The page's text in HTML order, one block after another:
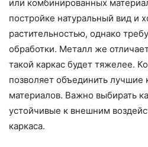
или комбинированных
постройке натуральный вид и
растительностью, однако
обработки. Металл же
такой каркас будет тяжелее.
позволяет объединить лучшие
материалов. Важно выбирать
устойчивые к внешним
каркаса.